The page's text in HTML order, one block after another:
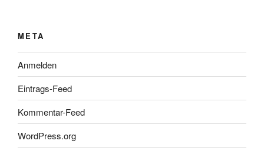
META
Anmelden
Eintrags-Feed
Kommentar-Feed
WordPress.org